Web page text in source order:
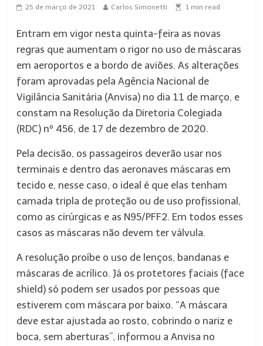
25 de março de 2021 Carlos Simonetti 1 min read
Entram em vigor nesta quinta-feira as novas
regras que aumentam o rigor no uso de máscaras
em aeroportos e a bordo de aviões. As alterações
foram aprovadas pela Agência Nacional de
Vigilância Sanitária (Anvisa) no dia 11 de março, e
constam na Resolução da Diretoria Colegiada
(RDC) nº 456, de 17 de dezembro de 2020.
Pela decisão, os passageiros deverão usar nos
terminais e dentro das aeronaves máscaras em
tecido e, nesse caso, o ideal é que elas tenham
camada tripla de proteção ou de uso profissional,
como as cirúrgicas e as N95/PFF2. Em todos esses
casos as máscaras não devem ter válvula.
A resolução proíbe o uso de lenços, bandanas e
máscaras de acrílico. Já os protetores faciais (face
shield) só podem ser usados por pessoas que
estiverem com máscara por baixo. “A máscara
deve estar ajustada ao rosto, cobrindo o nariz e
boca, sem aberturas”, informou a Anvisa no